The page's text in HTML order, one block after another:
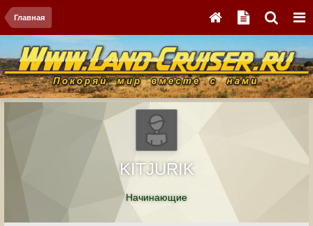
Главная
KITJURIK
Начинающие